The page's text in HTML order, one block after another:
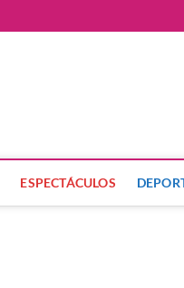
ESPECTÁCULOS